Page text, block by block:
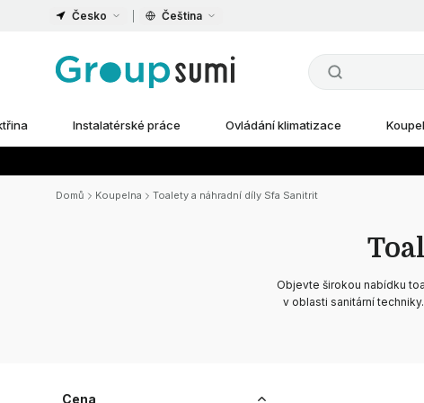
Česko Čeština
Instalatérské práce Ovládání klimatizace
Domů Koupelna Toalety a náhradní díly Sfa Sanitrit
Objevte širokou nabídku
v oblasti sanitární
Cena